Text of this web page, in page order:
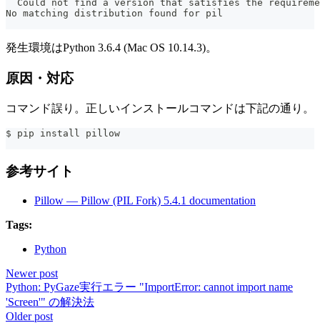
Could not find a version that satisfies the
No matching distribution found for pil
発生環境はPython 3.6.4 (Mac OS 10.14.3)。
原因・対応
コマンド誤り。正しいインストールコマンドは下記の通り。
$ pip install pillow
参考サイト
Pillow — Pillow (PIL Fork) 5.4.1 documentation
Tags:
Python
Newer post
Python: PyGaze実行エラー "ImportError: cannot import name
'Screen'" の解決法
Older post